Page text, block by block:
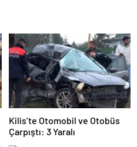
Kilis’te Otomobil ve Otobüs
Çarpıştı: 3 Yaralı